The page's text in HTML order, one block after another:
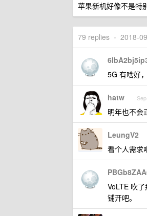
苹果新机好像不是特
79 replies • 2018-
5G 有啥好
hatw
明年也不会
LeungV2
看个人需求
VoLTE 吹
铺开吧。